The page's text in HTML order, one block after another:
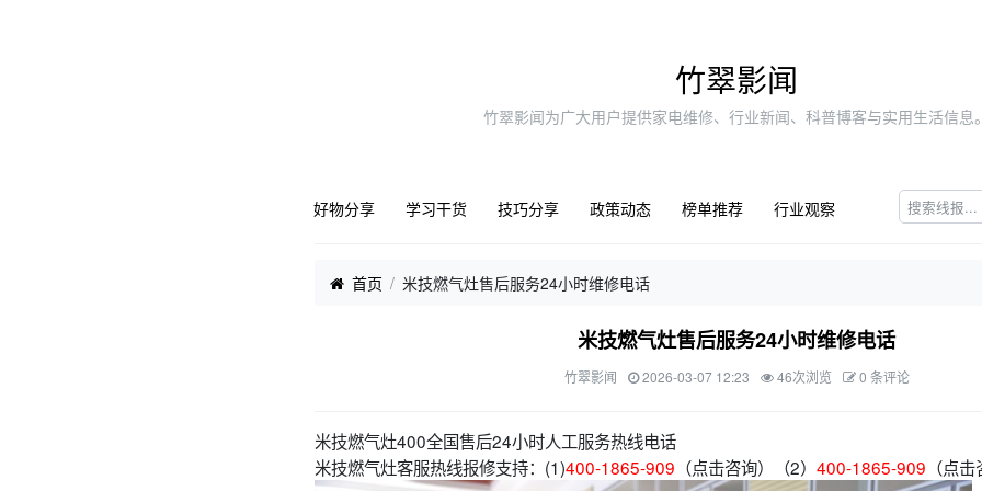
竹翠影闻
竹翠影闻为广大用户提供家电维修、行业新闻、科普博客与实用生活信息。
好物分享 学习干货 技巧分享 政策动态 榜单推荐 行业观察
首页 米技燃气灶售后服务24小时维修电话
米技燃气灶售后服务24小时维修电话
竹翠影闻 2026-03-07 12:23 46次浏览 0 条评论
米技燃气灶400全国售后24小时人工服务热线电话
米技燃气灶客服热线报修支持：(1)400-1865-909 （点击咨询）（2） 400-1865-909 （点击